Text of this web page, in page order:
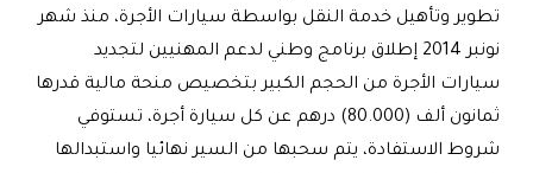
تطوير وتأهيل خدمة النقل بواسطة سيارات الأجرة، منذ شهر
نونبر 2014 إطلاق برنامج وطني لدعم المهنيين لتجديد
سيارات الأجرة من الحجم الكبير بتخصيص منحة مالية قدرها
ثمانون ألف (80.000) درهم عن كل سيارة أجرة، تستوفي
شروط الاستفادة، يتم سحبها من السير نهائيا واستبدالها